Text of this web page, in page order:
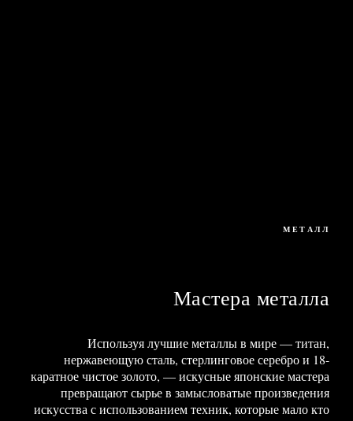
МЕТАЛЛ
Мастера металла
Используя лучшие металлы в мире — титан,
нержавеющую сталь, стерлинговое серебро и 18-
каратное чистое золото, — искусные японские мастера
превращают сырье в замысловатые произведения
искусства с использованием техник, которые мало кто